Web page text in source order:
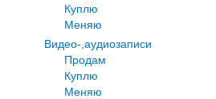
Куплю
Меняю
Видео-,аудиозаписи
Продам
Куплю
Меняю